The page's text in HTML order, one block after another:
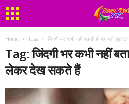
Home Tags जिंदगी भर कभी नहीं बताती है यह बातें
Tag: जिंदगी भर कभी नहीं
लेकर देख सकते हैं